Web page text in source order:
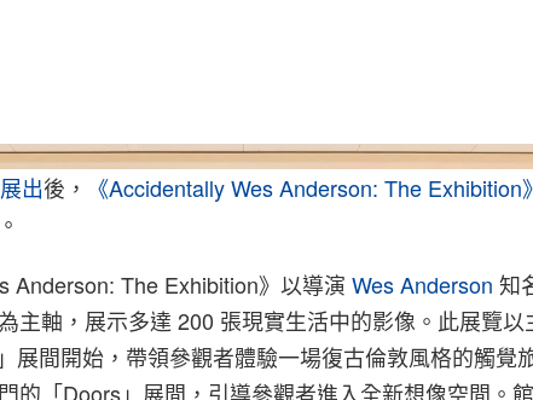
出後， 《Accidentally Wes Anderson: The Exhibition》
Anderson: The Exhibition》以導演Wes Anderson 知
主軸，展示多達 200 張現實生活中的影像。此展覽以
展間開始，帶領參觀者體驗一場復古倫敦風格的觸覺
的「Doors」展間，引導參觀者進入全新想像空間。